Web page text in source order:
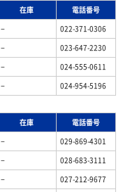
在庫
電話番号
−
022-371-0306
−
023-647-2230
−
024-555-0611
− 024-954-5196
在庫
電話番号
−
029-869-4301
−
028-683-3111
−
027-212-9677